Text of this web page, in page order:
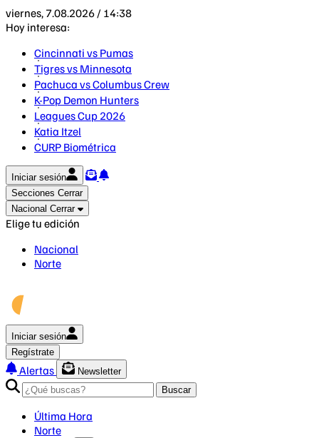
viernes, 7.08.2026 / 14:38
Hoy interesa:
Cincinnati vs Pumas
Tigres vs Minnesota
Pachuca vs Columbus Crew
K-Pop Demon Hunters
Leagues Cup 2026
Katia Itzel
CURP Biométrica
Iniciar sesión
Secciones Cerrar
Nacional Cerrar
Elige tu edición
Nacional
Norte
Iniciar sesión
Regístrate
Alertas
Newsletter
Buscar
Última Hora
Norte